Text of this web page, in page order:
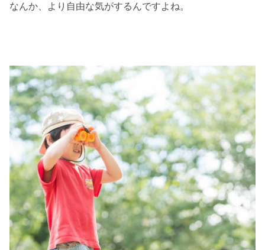
なんか、より自由な気がするんですよね。